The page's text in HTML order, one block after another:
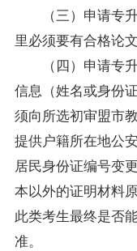
（三）申请专
里必须要有合格论文
（四）申请专
信息（姓名或身份
须向所选初审盟市
提供户籍所在地公
居民身份证编号变
本以外的证明材料
此类考生最终是否
准。